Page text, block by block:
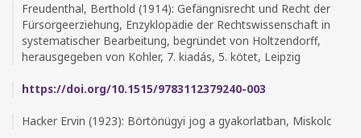
Freudenthal, Berthold (1914): Gefängnisrecht und Recht der
Fürsorgeerziehung, Enzyklopädie der Rechtswissenschaft in
systematischer Bearbeitung, begründet von Holtzendorff,
herausgegeben von Kohler, 7. kiadás, 5. kötet, Leipzig
https://doi.org/10.1515/9783112379240-003
Hacker Ervin (1923): Börtönügyi jog a gyakorlatban, Miskolc